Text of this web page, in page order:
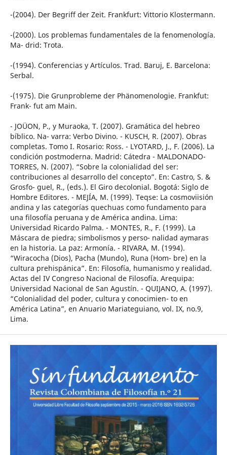
-(2004). Der Begriff der Zeit. Frankfurt: Vittorio Klostermann.
-(2000). Los problemas fundamentales de la fenomenología.
Ma- drid: Trota.
-(1994). Conferencias y Artículos. Trad. Baruj, E. Barcelona:
Serbal.
-(1975). Die Grunprobleme der Phänomenologie. Frankfut:
Frank- fut am Main.
- JOÜON, P., y Muraoka, T. (2007). Gramática del hebreo
bíblico. Na- varra: Verbo Divino. - KUSCH, R. (2007). Obras
completas. Tomo I. Rosario: Ross. - LYOTARD, J., F. (2006). La
condición postmoderna. Madrid: Cátedra - MALDONADO-
TORRES, N. (2007). “Sobre la colonialidad del ser:
contribuciones al desarrollo del concepto”. En: Castro, S. &
Grosfo- guel, R., (eds.). El Giro decolonial. Bogotá: Siglo de
Hombre Editores. - MEJÍA, M. (1999). Teqse: La cosmoviisión
andina y las categorías quechuas como fundamento para
una filosofía peruana y de América andina. Lima:
Universidad Ricardo Palma. - MONTES, R., F. (1999). La
Máscara de piedra; simbolismos y perso- nalidad aymaras
en la historia. La paz: Armonía. - RIVARA, M. (1994).
“Wiracocha (Dios), Pacha (Mundo), Runa (Hom- bre) en la
cultura prehispánica”. En: Filosofía, humanismo y realidad.
Actas del IV Congreso Nacional de Filosofía. Arequipa:
Universidad Nacional de San Agustín. - QUIJANO, A. (1997).
“Colonialidad del poder, cultura y conocimien- to en
América Latina”, en Anuario Mariateguiano, vol. IX, no.9,
Lima.